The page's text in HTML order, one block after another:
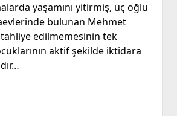
yaşamını yitirmiş, üç oğlu
bulunan Mehmet
tahliye edilmemesinin tek
aktif şekilde iktidara